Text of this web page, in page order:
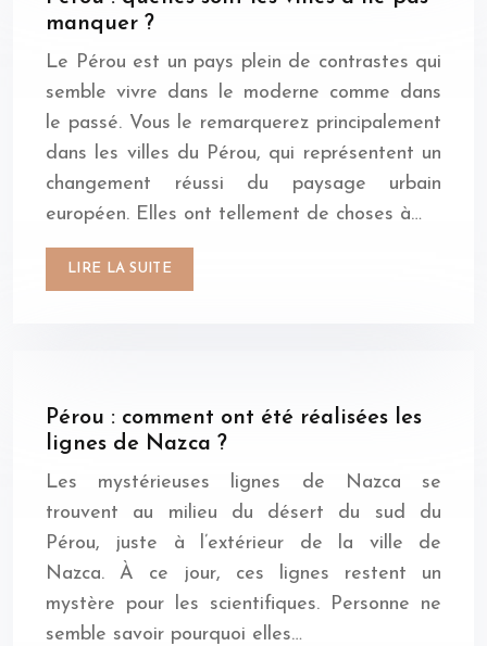
manquer ?
Le Pérou est un pays plein de contrastes qui
semble vivre dans le moderne comme dans
le passé. Vous le remarquerez principalement
dans les villes du Pérou, qui représentent un
changement réussi du paysage urbain
européen. Elles ont tellement de choses à…
LIRE LA SUITE
Pérou : comment ont été réalisées les
lignes de Nazca ?
Les mystérieuses lignes de Nazca se
trouvent au milieu du désert du sud du
Pérou, juste à l’extérieur de la ville de
Nazca. À ce jour, ces lignes restent un
mystère pour les scientifiques. Personne ne
semble savoir pourquoi elles…